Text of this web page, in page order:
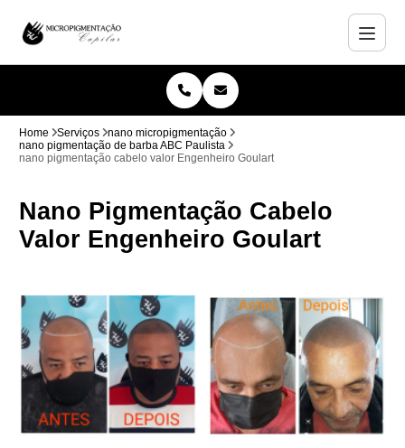
Home Serviços
nano micropigmentação
nano pigmentação de barba ABC Paulista
nano pigmentação cabelo valor Engenheiro Goulart
Nano Pigmentação Cabelo
Valor Engenheiro Goulart